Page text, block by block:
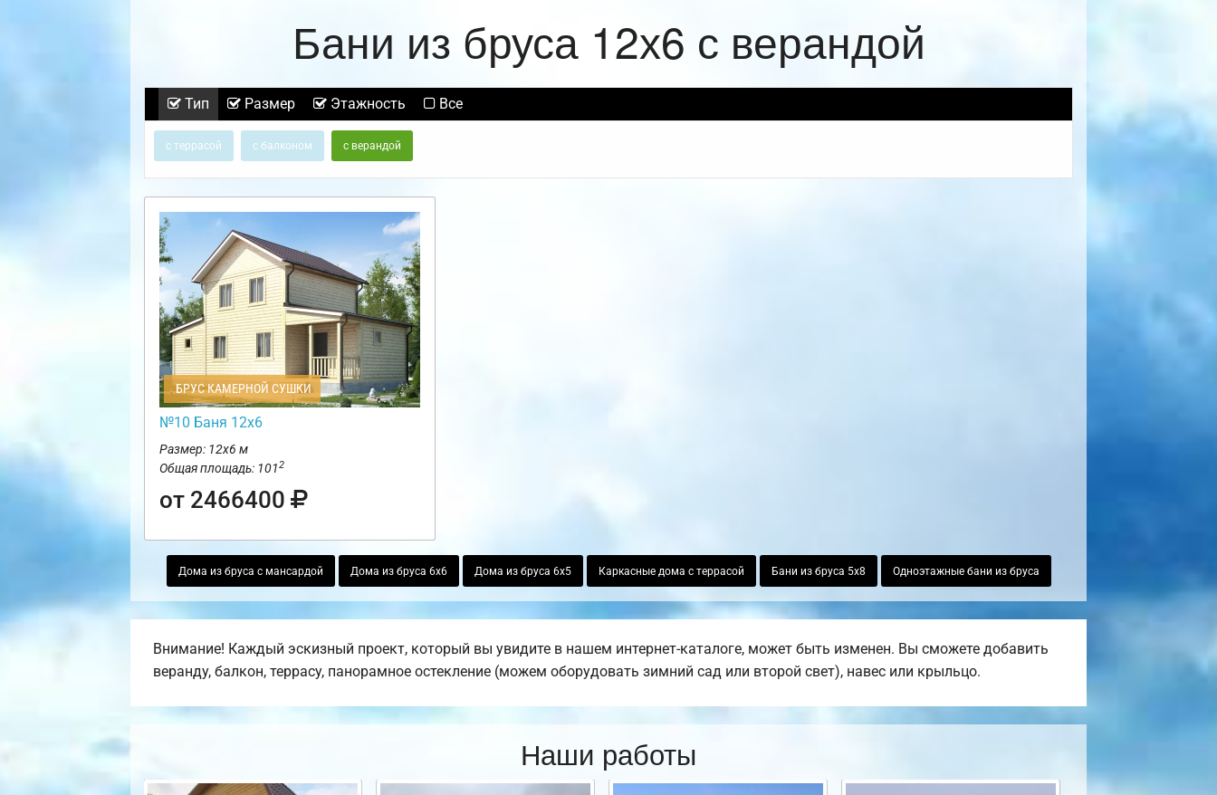
Бани из бруса 12х6 с верандой
Тип Размер Этажность Все
с террасой с балконом с верандой
БРУС КАМЕРНОЙ СУШКИ
№10 Баня 12х6
Размер: 12х6 м
Общая площадь: 1012
от 2466400
Дома из бруса с мансардой Дома из бруса 6х6 Дома из бруса 6х5 Каркасные дома с террасой Бани из бруса 5х8 Одноэтажные бани из бруса
Внимание! Каждый эскизный проект, который вы увидите в нашем интернет-каталоге, может быть изменен. Вы сможете добавить
веранду, балкон, террасу, панорамное остекление (можем оборудовать зимний сад или второй свет), навес или крыльцо.
Наши работы